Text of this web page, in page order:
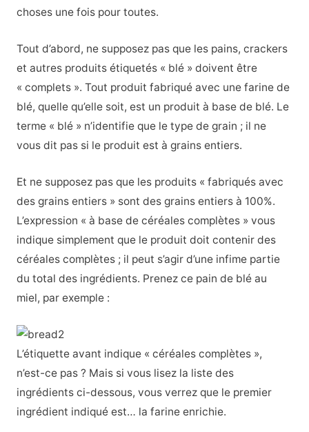
choses une fois pour toutes.
Tout d’abord, ne supposez pas que les pains, crackers
et autres produits étiquetés « blé » doivent être
« complets ». Tout produit fabriqué avec une farine de
blé, quelle qu’elle soit, est un produit à base de blé. Le
terme « blé » n’identifie que le type de grain ; il ne
vous dit pas si le produit est à grains entiers.
Et ne supposez pas que les produits « fabriqués avec
des grains entiers » sont des grains entiers à 100%.
L’expression « à base de céréales complètes » vous
indique simplement que le produit doit contenir des
céréales complètes ; il peut s’agir d’une infime partie
du total des ingrédients. Prenez ce pain de blé au
miel, par exemple :
L’étiquette avant indique « céréales complètes »,
n’est-ce pas ? Mais si vous lisez la liste des
ingrédients ci-dessous, vous verrez que le premier
ingrédient indiqué est… la farine enrichie.